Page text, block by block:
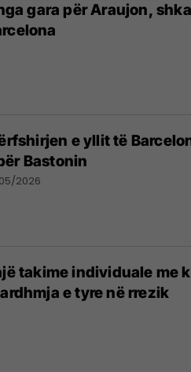
gara për Araujon,
e yllit të
Bastonin
2026
takime individuale me
e tyre në rrezik